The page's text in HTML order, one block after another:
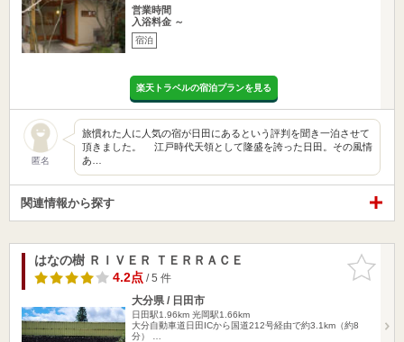
営業時間
入浴料金 ～
宿泊
楽天トラベルの宿泊プランを見る
匿名
旅慣れた人に人気の宿が日田にあるという評判を聞き一泊させて
頂きました。 江戸時代天領として隆盛を誇った日田。その風情
あ…
関連情報から探す
お気に入
りに追加
はなの樹 ＲＩＶＥＲ ＴＥＲＲＡＣＥ
4.2点/ 5 件
大分県 / 日田市
日田駅1.96km 光岡駅1.66km
大分自動車道日田ICから国道212号経由で約3.1km（約8
分） …